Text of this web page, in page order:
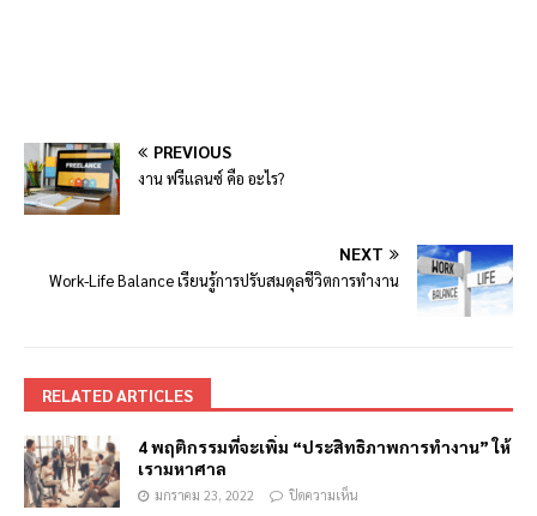
PREVIOUS
งาน ฟรีแลนซ์ คือ อะไร?
NEXT
Work-Life Balance เรียนรู้การปรับสมดุลชีวิตการทำงาน
RELATED ARTICLES
4 พฤติกรรมที่จะเพิ่ม “ประสิทธิภาพการทำงาน” ให้
เรามหาศาล
มกราคม 23, 2022 ปิดความเห็น